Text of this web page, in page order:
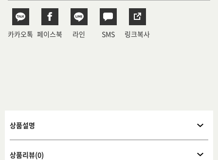
카카오톡 페이스북 라인 SMS 링크복사
상품설명
상품리뷰(0)